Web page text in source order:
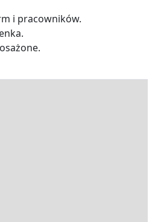
i pracowników.